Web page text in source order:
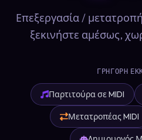
Επεξεργασία /
ξεκινήστε αμέσως,
ΓΡΉΓΟΡΗ
Παρτιτούρα σε MIDI
Μετατροπέας MIDI